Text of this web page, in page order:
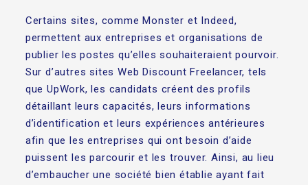
Certains sites, comme Monster et Indeed,
permettent aux entreprises et organisations de
publier les postes qu’elles souhaiteraient pourvoir.
Sur d’autres sites Web Discount Freelancer, tels
que UpWork, les candidats créent des profils
détaillant leurs capacités, leurs informations
d’identification et leurs expériences antérieures
afin que les entreprises qui ont besoin d’aide
puissent les parcourir et les trouver. Ainsi, au lieu
d’embaucher une société bien établie ayant fait